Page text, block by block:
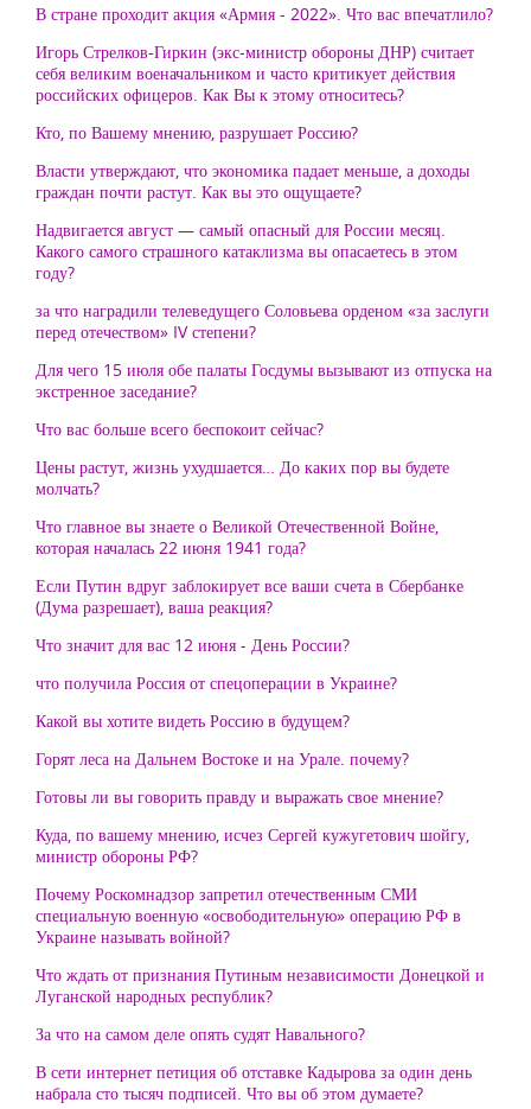
В стране проходит акция «Армия - 2022». Что вас впечатлило?
Игорь Стрелков-Гиркин (экс-министр обороны ДНР) считает
себя великим военачальником и часто критикует действия
российских офицеров. Как Вы к этому относитесь?
Кто, по Вашему мнению, разрушает Россию?
Власти утверждают, что экономика падает меньше, а доходы
граждан почти растут. Как вы это ощущаете?
Надвигается август — самый опасный для России месяц.
Какого самого страшного катаклизма вы опасаетесь в этом
году?
за что наградили телеведущего Соловьева орденом «за заслуги
перед отечеством» IV степени?
Для чего 15 июля обе палаты Госдумы вызывают из отпуска на
экстренное заседание?
Что вас больше всего беспокоит сейчас?
Цены растут, жизнь ухудшается… До каких пор вы будете
молчать?
Что главное вы знаете о Великой Отечественной Войне,
которая началась 22 июня 1941 года?
Если Путин вдруг заблокирует все ваши счета в Сбербанке
(Дума разрешает), ваша реакция?
Что значит для вас 12 июня - День России?
что получила Россия от спецоперации в Украине?
Какой вы хотите видеть Россию в будущем?
Горят леса на Дальнем Востоке и на Урале. почему?
Готовы ли вы говорить правду и выражать свое мнение?
Куда, по вашему мнению, исчез Сергей кужугетович шойгу,
министр обороны РФ?
Почему Роскомнадзор запретил отечественным СМИ
специальную военную «освободительную» операцию РФ в
Украине называть войной?
Что ждать от признания Путиным независимости Донецкой и
Луганской народных республик?
За что на самом деле опять судят Навального?
В сети интернет петиция об отставке Кадырова за один день
набрала сто тысяч подписей. Что вы об этом думаете?